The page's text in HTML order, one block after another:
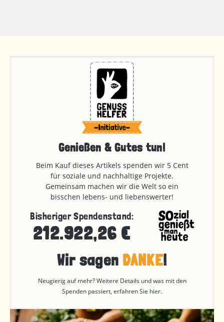
Genießen & Gutes tun!
Beim Kauf dieses Artikels spenden wir 5 Cent
für soziale und nachhaltige Projekte.
Gemeinsam machen wir die Welt so ein
bisschen lebens- und liebenswerter!
Bisheriger Spendenstand:
212.922,26 €
Wir sagen DANKE!
Neugierig auf mehr? Weitere Details und was mit den
Spenden passiert, erfahren Sie hier.